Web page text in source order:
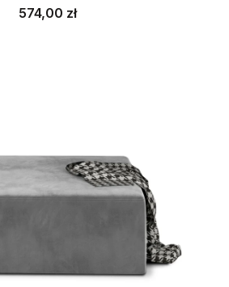
Cena
574,00 zł